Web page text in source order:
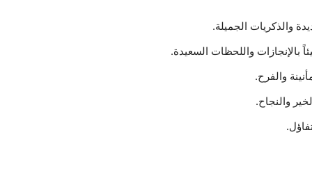
والذكريات الجميلة.
بالإنجازات واللحظات السعيدة.
والفرح.